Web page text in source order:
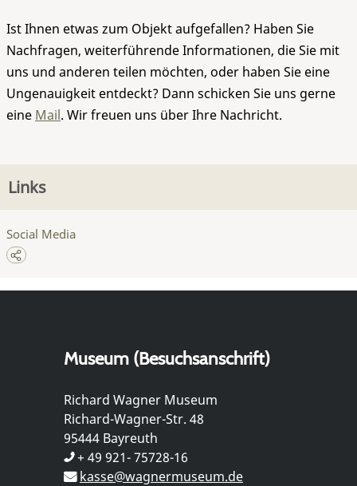
Ist Ihnen etwas zum Objekt aufgefallen? Haben Sie
Nachfragen, weiterführende Informationen, die Sie mit
uns und anderen teilen möchten, oder haben Sie eine
Ungenauigkeit entdeckt? Dann schicken Sie uns gerne
eine Mail. Wir freuen uns über Ihre Nachricht.
Links
Social Media
Museum (Besuchsanschrift)
Richard Wagner Museum
Richard-Wagner-Str. 48
95444 Bayreuth
+ 49 921- 75728-16
kasse@wagnermuseum.de